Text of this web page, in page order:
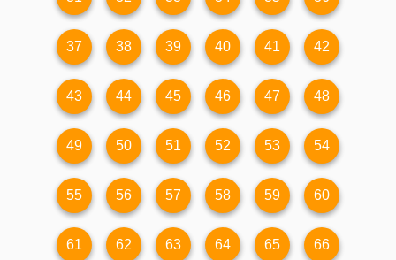
37 38 39 40 41 42
43 44 45 46 47 48
49 50 51 52 53 54
55 56 57 58 59 60
61 62 63 64 65 66